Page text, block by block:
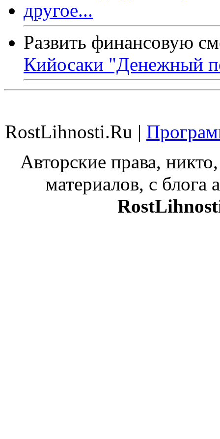
Развить финансовую
Кийосаки "Денежный
RostLihnosti.Ru |
Авторские права,
материалов, с блога